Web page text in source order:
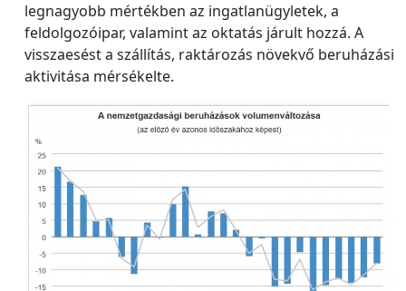
legnagyobb mértékben az ingatlanügyletek, a
feldolgozóipar, valamint az oktatás járult hozzá. A
visszaesést a szállítás, raktározás növekvő beruházási
aktivitása mérsékelte.